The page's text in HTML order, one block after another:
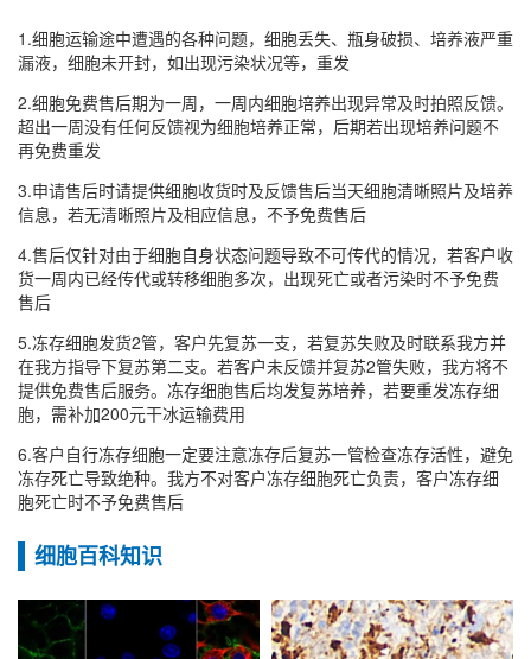
1.细胞运输途中遭遇的各种问题，细胞丢失、瓶身破损、培养液严重
漏液，细胞未开封，如出现污染状况等，重发
2.细胞免费售后期为一周，一周内细胞培养出现异常及时拍照反馈。
超出一周没有任何反馈视为细胞培养正常，后期若出现培养问题不
再免费重发
3.申请售后时请提供细胞收货时及反馈售后当天细胞清晰照片及培养
信息，若无清晰照片及相应信息，不予免费售后
4.售后仅针对由于细胞自身状态问题导致不可传代的情况，若客户收
货一周内已经传代或转移细胞多次，出现死亡或者污染时不予免费
售后
5.冻存细胞发货2管，客户先复苏一支，若复苏失败及时联系我方并
在我方指导下复苏第二支。若客户未反馈并复苏2管失败，我方将不
提供免费售后服务。冻存细胞售后均发复苏培养，若要重发冻存细
胞，需补加200元干冰运输费用
6.客户自行冻存细胞一定要注意冻存后复苏一管检查冻存活性，避免
冻存死亡导致绝种。我方不对客户冻存细胞死亡负责，客户冻存细
胞死亡时不予免费售后
细胞百科知识